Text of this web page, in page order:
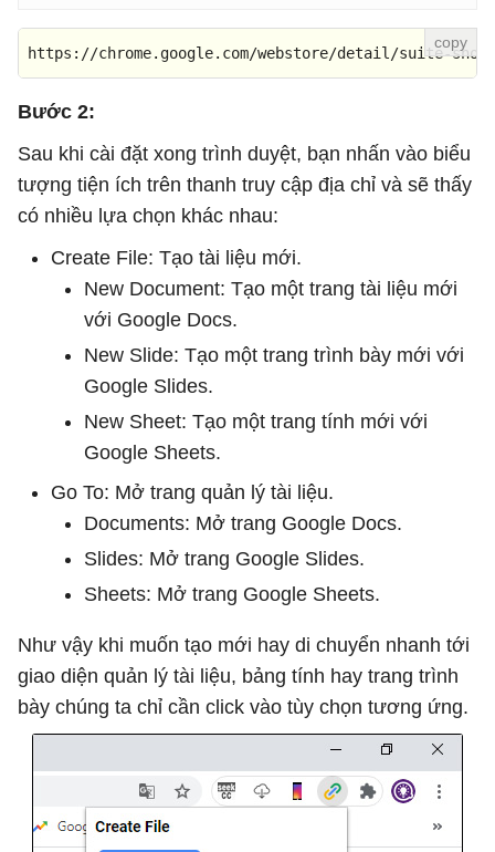
https://chrome.google.com/webstore/detail/suite-
Bước 2:
Sau khi cài đặt xong trình duyệt, bạn nhấn vào biểu
tượng tiện ích trên thanh truy cập địa chỉ và sẽ thấy
có nhiều lựa chọn khác nhau:
Create File: Tạo tài liệu mới.
New Document: Tạo một trang tài liệu mới
với Google Docs.
New Slide: Tạo một trang trình bày mới với
Google Slides.
New Sheet: Tạo một trang tính mới với
Google Sheets.
Go To: Mở trang quản lý tài liệu.
Documents: Mở trang Google Docs.
Slides: Mở trang Google Slides.
Sheets: Mở trang Google Sheets.
Như vậy khi muốn tạo mới hay di chuyển nhanh tới
giao diện quản lý tài liệu, bảng tính hay trang trình
bày chúng ta chỉ cần click vào tùy chọn tương ứng.